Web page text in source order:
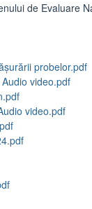
de Evaluare
probelor.pdf
video.pdf
video.pdf